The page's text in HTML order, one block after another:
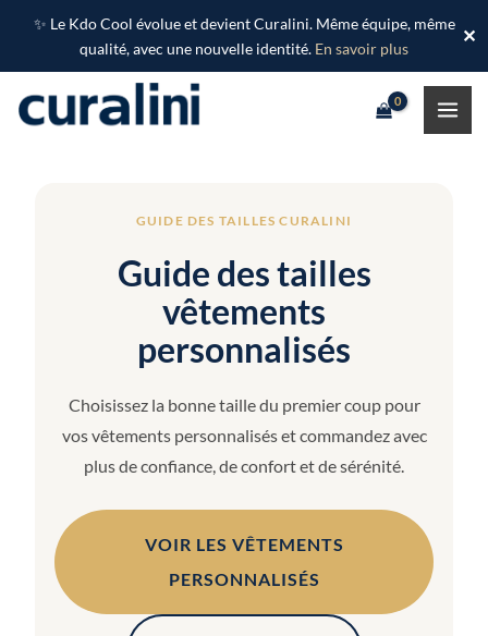
contenu
✨ Le Kdo Cool évolue et devient Curalini. Même équipe, même
qualité, avec une nouvelle identité. En savoir plus
✕
GUIDE DES TAILLES CURALINI
Guide des tailles
vêtements
personnalisés
Choisissez la bonne taille du premier coup pour
vos vêtements personnalisés et commandez avec
plus de confiance, de confort et de sérénité.
VOIR LES VÊTEMENTS
PERSONNALISÉS